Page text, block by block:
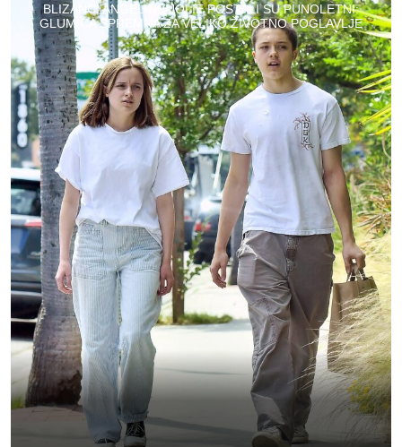
BLIZANCI ANGELINE JOLIE POSTALI SU PUNOLETNI:
GLUMICA SPREMNA ZA VELIKO ŽIVOTNO POGLAVLJE